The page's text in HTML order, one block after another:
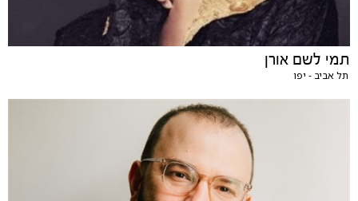
תמי לשם אורן
תל אביב - יפו